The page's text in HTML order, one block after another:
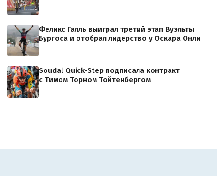
Феликс Галль выиграл третий этап Вуэльты
Бургоса и отобрал лидерство у Оскара Онли
Soudal Quick-Step подписала контракт
с Тимом Торном Тойтенбергом